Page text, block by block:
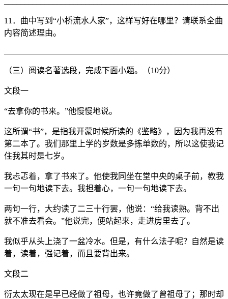
11．曲中写到“小桥流水人家”，这样写好在哪里？请联系全曲
内容简述理由。
（三）阅读名著选段，完成下面小题。（10分）
文段一
“去拿你的书来。”他慢慢地说。
这所谓“书”，是指我开蒙时候所读的《鉴略》，因为我再没有
第二本了。我们那里上学的岁数是多拣单数的，所以这使我记
住我其时是七岁。
我忐忑着，拿了书来了。他使我同坐在堂中央的桌子前，教我
一句一句地读下去。我担着心，一句一句地读下去。
两句一行，大约读了二三十行罢，他说：“给我读熟。背不出
就不准去看会。”他说完，便站起来，走进房里去了。
我似乎从头上浇了一盆冷水。但是，有什么法子呢？自然是读
着，读着，强记着，而且要背出来。
文段二
衍太太现在是早已经做了祖母，也许竟做了曾祖母了；那时却